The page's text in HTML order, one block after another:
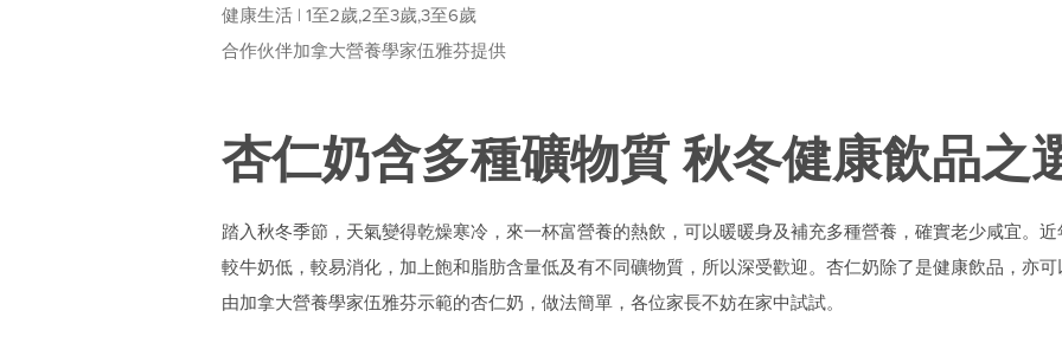
健康生活 | 1至2歲,2至3歲,3至6歲
合作伙伴加拿大營養學家伍雅芬提供
杏仁奶含多種礦物質 秋冬健康飲品之
踏入秋冬季節，天氣變得乾燥寒冷，來一杯富營養的熱飲，可以暖暖身及補充多種營養，確實老少咸宜。
較牛奶低，較易消化，加上飽和脂肪含量低及有不同礦物質，所以深受歡迎。杏仁奶除了是健康飲品，亦
由加拿大營養學家伍雅芬示範的杏仁奶，做法簡單，各位家長不妨在家中試試。